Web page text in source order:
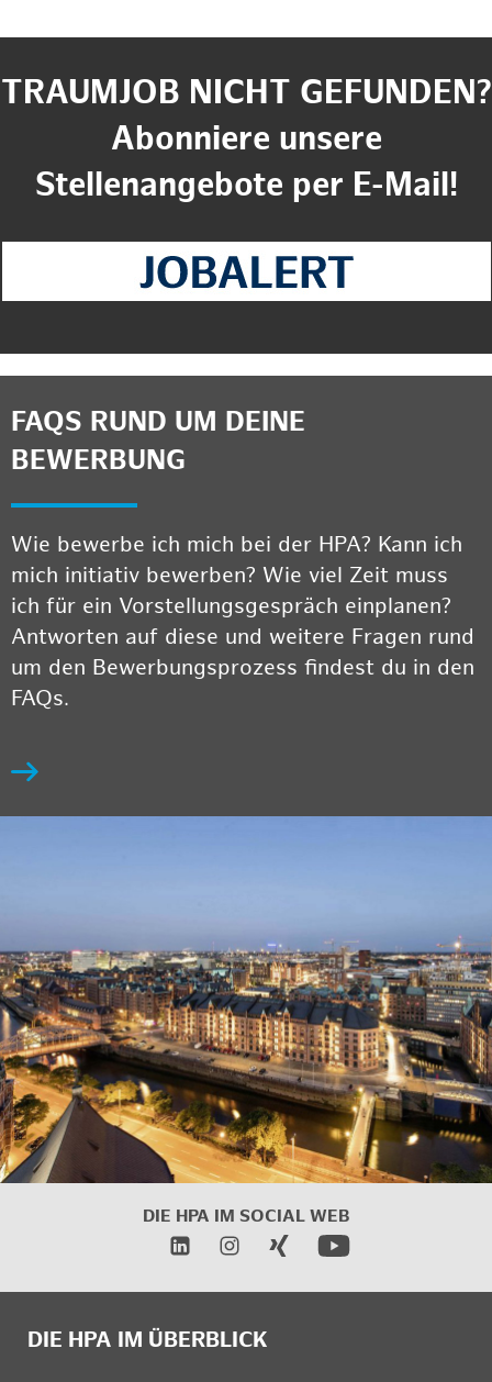
TRAUMJOB NICHT GEFUNDEN?
Abonniere unsere
Stellenangebote per E-Mail!
FAQS RUND UM DEINE
BEWERBUNG
Wie bewerbe ich mich bei der HPA? Kann ich
mich initiativ bewerben? Wie viel Zeit muss
ich für ein Vorstellungsgespräch einplanen?
Antworten auf diese und weitere Fragen rund
um den Bewerbungsprozess findest du in den
FAQs.
DIE HPA IM SOCIAL WEB
DIE HPA IM ÜBERBLICK